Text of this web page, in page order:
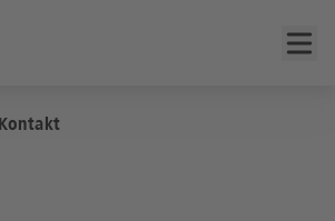
Kontakt